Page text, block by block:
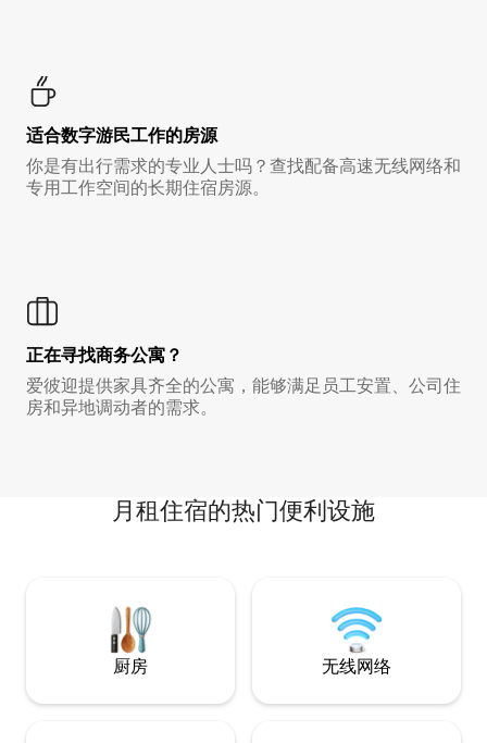
适合数字游民工作的房源
你是有出行需求的专业人士吗？查找配备高速无线网络和
专用工作空间的长期住宿房源。
正在寻找商务公寓？
爱彼迎提供家具齐全的公寓，能够满足员工安置、公司住
房和异地调动者的需求。
月租住宿的热门便利设施
厨房 无线网络